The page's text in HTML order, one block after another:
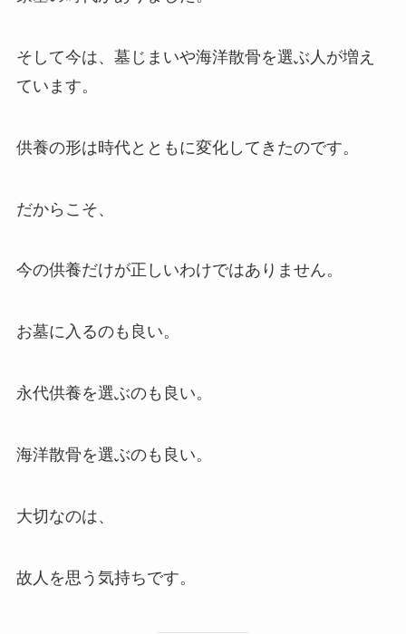
そして今は、墓じまいや海洋散骨を選ぶ人が増え
ています。
供養の形は時代とともに変化してきたのです。
だからこそ、
今の供養だけが正しいわけではありません。
お墓に入るのも良い。
永代供養を選ぶのも良い。
海洋散骨を選ぶのも良い。
大切なのは、
故人を思う気持ちです。